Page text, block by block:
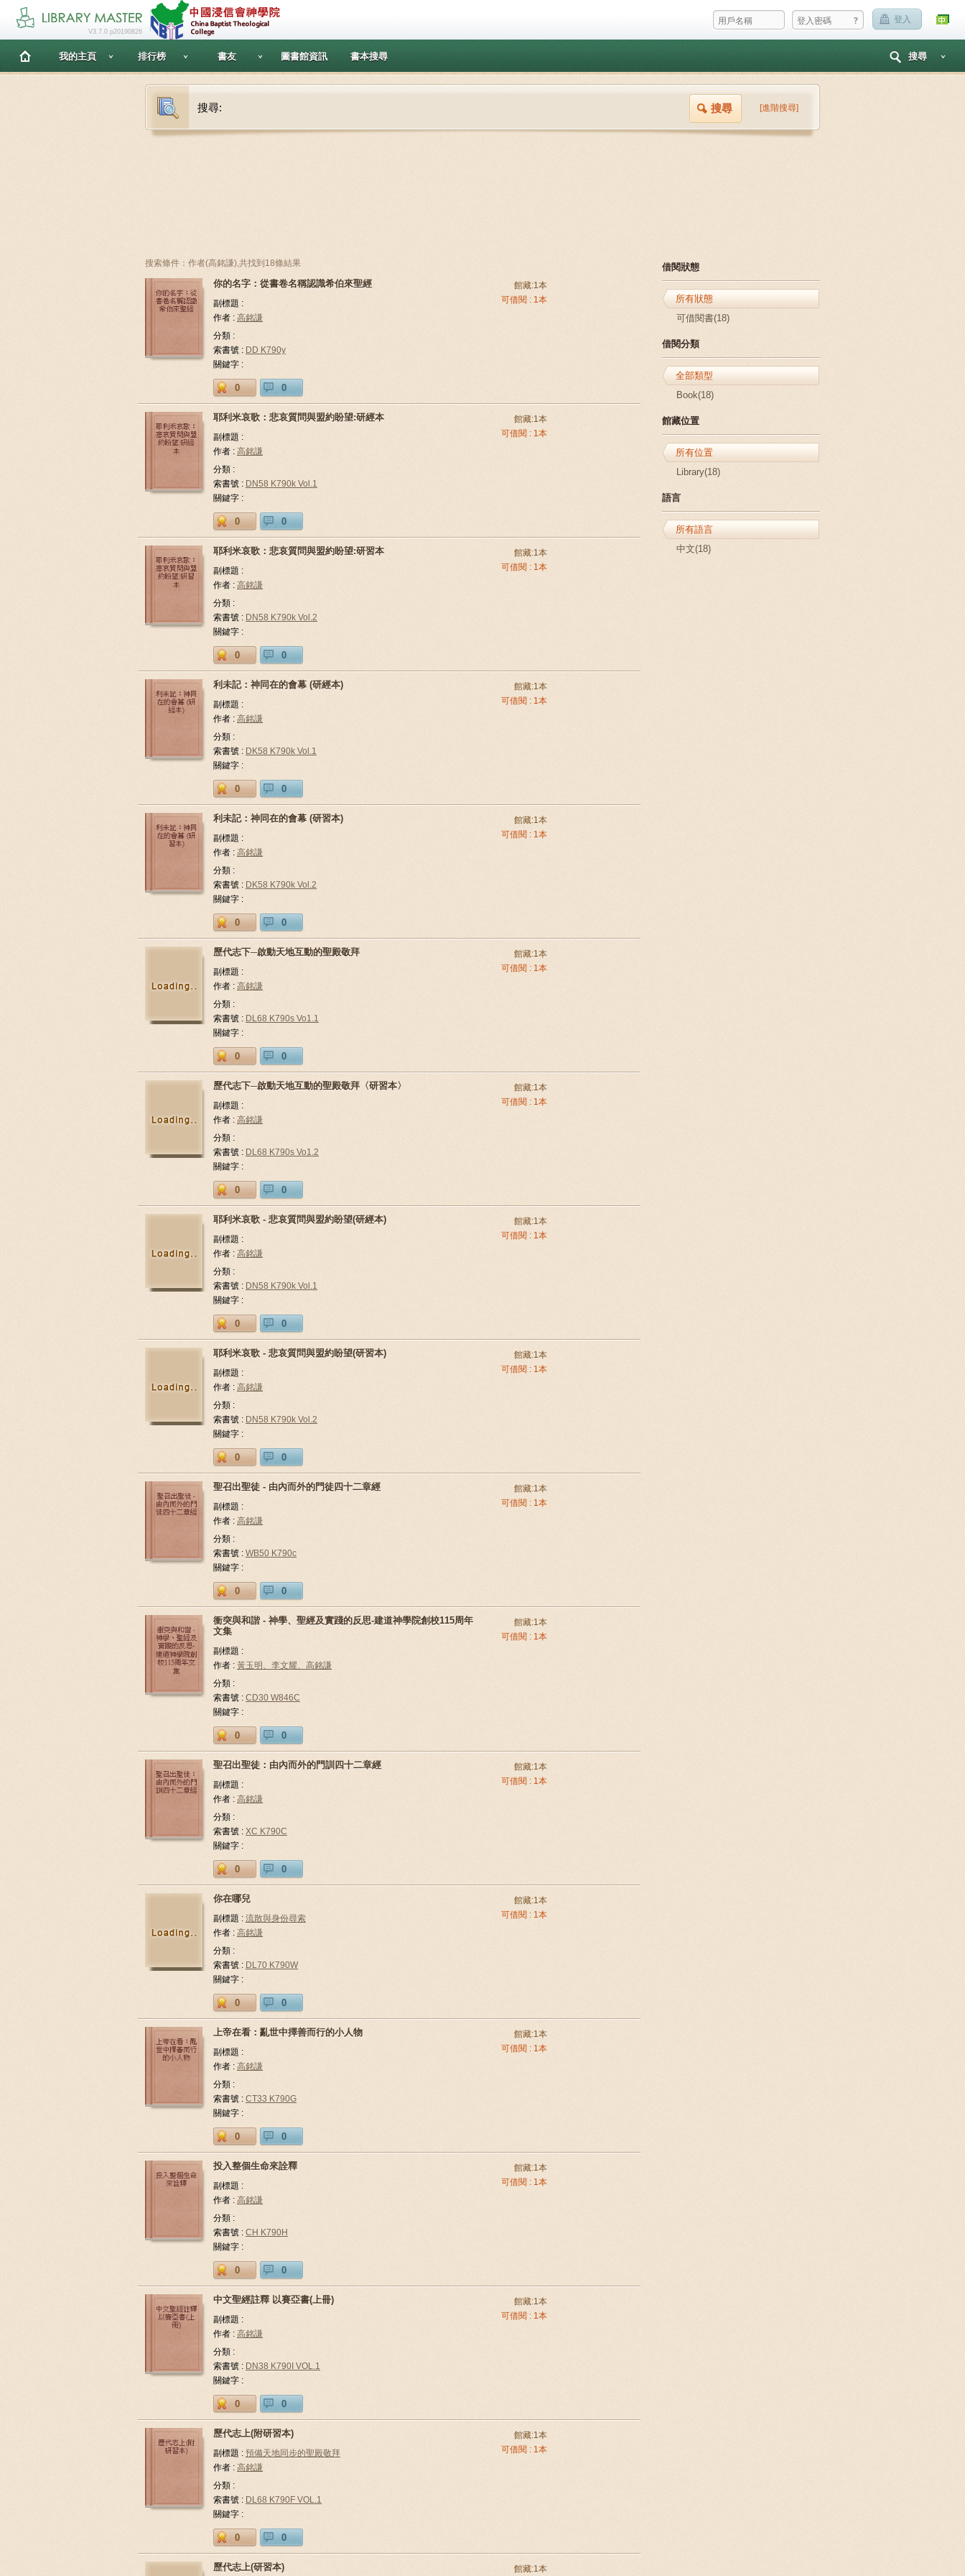
? 登入
V3.7.0 p20190826
我的主頁 排行榜 書友 圖書館資訊 書本搜尋 搜尋
搜尋: 搜尋 [進階搜尋]
搜索條件：作者(高銘謙),共找到18條結果
你的名字：從書卷名稱認識希伯來聖經
副標題 :
作者 : 高銘謙
分類 :
索書號 : DD K790y
關鍵字 :
0 0
館藏:1本
可借閱 : 1本
耶利米哀歌：悲哀質問與盟約盼望:研經本
副標題 :
作者 : 高銘謙
分類 :
索書號 : DN58 K790k Vol.1
關鍵字 :
0 0
館藏:1本
可借閱 : 1本
耶利米哀歌：悲哀質問與盟約盼望:研習本
副標題 :
作者 : 高銘謙
分類 :
索書號 : DN58 K790k Vol.2
關鍵字 :
0 0
館藏:1本
可借閱 : 1本
利未記：神同在的會幕 (研經本)
副標題 :
作者 : 高銘謙
分類 :
索書號 : DK58 K790k Vol.1
關鍵字 :
0 0
館藏:1本
可借閱 : 1本
利未記：神同在的會幕 (研習本)
副標題 :
作者 : 高銘謙
分類 :
索書號 : DK58 K790k Vol.2
關鍵字 :
0 0
館藏:1本
可借閱 : 1本
歷代志下─啟動天地互動的聖殿敬拜
副標題 :
作者 : 高銘謙
分類 :
索書號 : DL68 K790s Vo1.1
關鍵字 :
0 0
館藏:1本
可借閱 : 1本
歷代志下─啟動天地互動的聖殿敬拜〈研習本〉
副標題 :
作者 : 高銘謙
分類 :
索書號 : DL68 K790s Vo1.2
關鍵字 :
0 0
館藏:1本
可借閱 : 1本
耶利米哀歌 - 悲哀質問與盟約盼望(研經本)
副標題 :
作者 : 高銘謙
分類 :
索書號 : DN58 K790k Vol.1
關鍵字 :
0 0
館藏:1本
可借閱 : 1本
耶利米哀歌 - 悲哀質問與盟約盼望(研習本)
副標題 :
作者 : 高銘謙
分類 :
索書號 : DN58 K790k Vol.2
關鍵字 :
0 0
館藏:1本
可借閱 : 1本
聖召出聖徒 - 由內而外的門徒四十二章經
副標題 :
作者 : 高銘謙
分類 :
索書號 : WB50 K790c
關鍵字 :
0 0
館藏:1本
可借閱 : 1本
衝突與和諧 - 神學、聖經及實踐的反思-建道神學院創校115周年
文集
副標題 :
作者 : 黃玉明、李文耀、高銘謙
分類 :
索書號 : CD30 W846C
關鍵字 :
0 0
館藏:1本
可借閱 : 1本
聖召出聖徒：由內而外的門訓四十二章經
副標題 :
作者 : 高銘謙
分類 :
索書號 : XC K790C
關鍵字 :
0 0
館藏:1本
可借閱 : 1本
你在哪兒
副標題 : 流散與身份尋索
作者 : 高銘謙
分類 :
索書號 : DL70 K790W
關鍵字 :
0 0
館藏:1本
可借閱 : 1本
上帝在看：亂世中擇善而行的小人物
副標題 :
作者 : 高銘謙
分類 :
索書號 : CT33 K790G
關鍵字 :
0 0
館藏:1本
可借閱 : 1本
投入整個生命來詮釋
副標題 :
作者 : 高銘謙
分類 :
索書號 : CH K790H
關鍵字 :
0 0
館藏:1本
可借閱 : 1本
中文聖經註釋 以賽亞書(上冊)
副標題 :
作者 : 高銘謙
分類 :
索書號 : DN38 K790I VOL.1
關鍵字 :
0 0
館藏:1本
可借閱 : 1本
歷代志上(附研習本)
副標題 : 預備天地同步的聖殿敬拜
作者 : 高銘謙
分類 :
索書號 : DL68 K790F VOL.1
關鍵字 :
0 0
館藏:1本
可借閱 : 1本
歷代志上(研習本) 館藏:1本
借閱狀態
所有狀態
可借閱書(18)
借閱分類
全部類型
Book(18)
館藏位置
所有位置
Library(18)
語言
所有語言
中文(18)